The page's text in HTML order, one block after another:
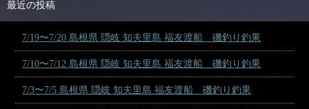
最近の投稿
7/19〜7/20 島根県 隠岐 知夫里島 福友渡船 磯釣り釣果
7/10〜7/12 島根県 隠岐 知夫里島 福友渡船 磯釣り釣果
7/3〜7/5 島根県 隠岐 知夫里島 福友渡船 磯釣り釣果